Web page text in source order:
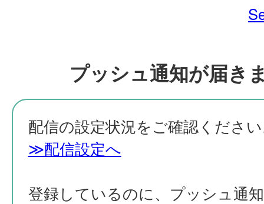
プッシュ通知が届き
配信の設定状況をご確認くださ
≫配信設定へ
登録しているのに、プッシュ通